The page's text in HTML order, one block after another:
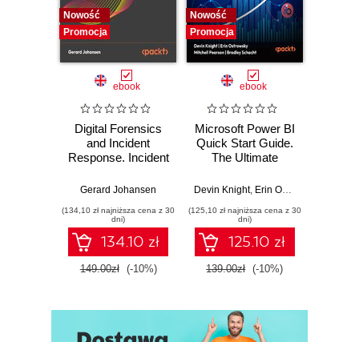
Nowość
Promocja
ebook
Digital Forensics
and Incident
Response. Incident
and techniques for
threat response -
Fourth Edition
Gerard Johansen
(134,10 zł najniższa cena z 30
dni)
134.10 zł
149.00zł (-10%)
Nowość
Promocja
ebook
Microsoft Power BI
Quick Start Guide.
The Ultimate
to Power BI, Data
Tools, and
Microsoft Fabric -
Fourth Edition
Devin Knight, Erin Ostrowsky
(125,10 zł najniższa cena z 30
dni)
125.10 zł
139.00zł (-10%)